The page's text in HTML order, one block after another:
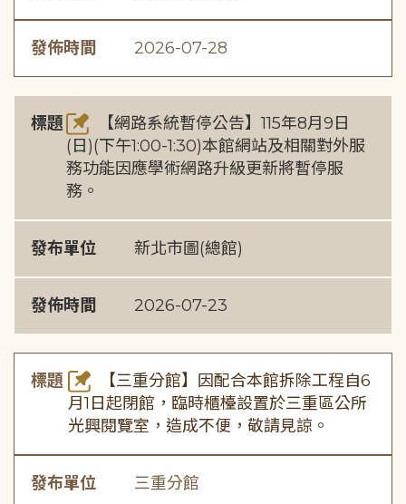
發佈時間 2026-07-28
標題
【網路系統暫停公告】115年8月9日
(日)(下午1:00-1:30)本館網站及相關對外服
務功能因應學術網路升級更新將暫停服
務。
發布單位 新北市圖(總館)
發佈時間 2026-07-23
標題
【三重分館】因配合本館拆除工程自6
月1日起閉館，臨時櫃檯設置於三重區公所
光興閱覽室，造成不便，敬請見諒。
發布單位 三重分館